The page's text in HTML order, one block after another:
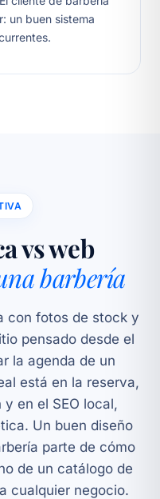
un buen sistema
vs web
barbería
con fotos de stock y
pensado desde el
la agenda de un
está en la reserva,
en el SEO local,
Un buen diseño
parte de cómo
de un catálogo de
cualquier negocio.